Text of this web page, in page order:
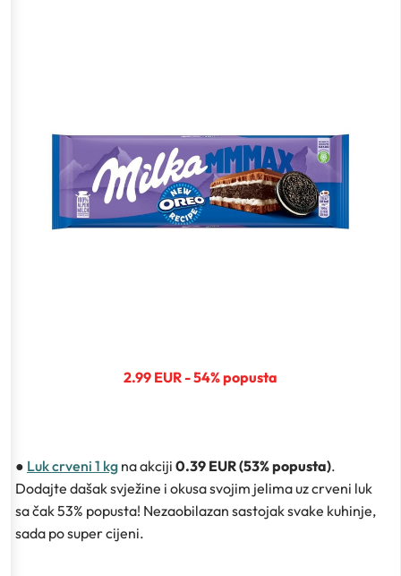
2.99 EUR - 54% popusta
● Luk crveni 1 kg na akciji 0.39 EUR (53% popusta).
Dodajte dašak svježine i okusa svojim jelima uz crveni luk
sa čak 53% popusta! Nezaobilazan sastojak svake kuhinje,
sada po super cijeni.